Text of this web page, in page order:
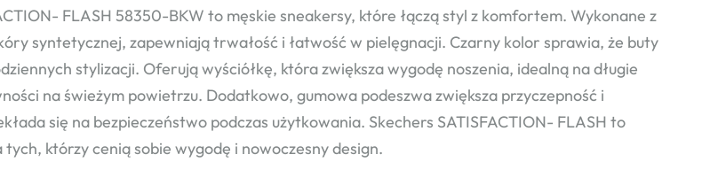
FLASH 58350-BKW to męskie sneakersy, które łączą styl z komfortem. Wykonane z
syntetycznej, zapewniają trwałość i łatwość w pielęgnacji. Czarny kolor sprawia, że buty
stylizacji. Oferują wyściółkę, która zwiększa wygodę noszenia, idealną na długie
na świeżym powietrzu. Dodatkowo, gumowa podeszwa zwiększa przyczepność i
się na bezpieczeństwo podczas użytkowania. Skechers SATISFACTION- FLASH to
którzy cenią sobie wygodę i nowoczesny design.